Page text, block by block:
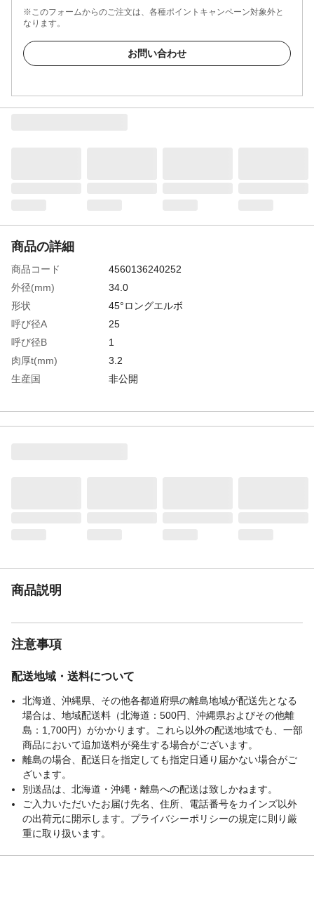
※このフォームからのご注文は、各種ポイントキャンペーン対象外と
なります。
お問い合わせ
商品の詳細
商品コード
4560136240252
外径(mm)
34.0
形状
45°ロングエルボ
呼び径A
25
呼び径B
1
肉厚t(mm)
3.2
生産国
非公開
材質1
配管用炭素鋼（SGP）/亜鉛メッキ
商品説明
注意事項
配送地域・送料について
北海道、沖縄県、その他各都道府県の離島地域が配送先となる
場合は、地域配送料（北海道：500円、沖縄県およびその他離
島：1,700円）がかかります。これら以外の配送地域でも、一部
商品において追加送料が発生する場合がございます。
離島の場合、配送日を指定しても指定日通り届かない場合がご
ざいます。
別送品は、北海道・沖縄・離島への配送は致しかねます。
ご入力いただいたお届け先名、住所、電話番号をカインズ以外
の出荷元に開示します。プライバシーポリシーの規定に則り厳
重に取り扱います。